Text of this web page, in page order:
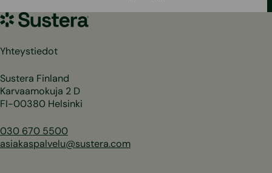
Sustera
Yhteystiedot
Sustera Finland
Karvaamokuja 2 D
FI-00380 Helsinki
030 670 5500
asiakaspalvelu@sustera.com